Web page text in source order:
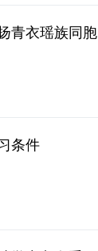
青衣瑶族同胞
条件